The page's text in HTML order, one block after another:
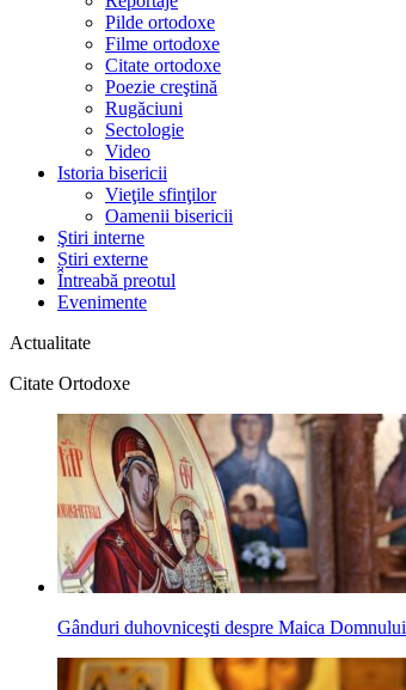
Pilde ortodoxe
Filme ortodoxe
Citate ortodoxe
Poezie creştină
Rugăciuni
Sectologie
Video
Istoria bisericii
Vieţile sfinţilor
Oamenii bisericii
Ştiri interne
Știri externe
Întreabă preotul
Evenimente
Actualitate
Citate Ortodoxe
Gânduri duhovniceşti despre Maica Domnului